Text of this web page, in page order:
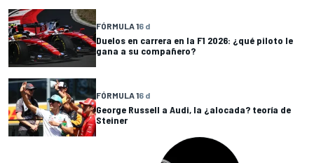
FÓRMULA 16 d
Duelos en carrera en la F1 2026: ¿qué piloto le
gana a su compañero?
FÓRMULA 16 d
George Russell a Audi, la ¿alocada? teoría de
Steiner